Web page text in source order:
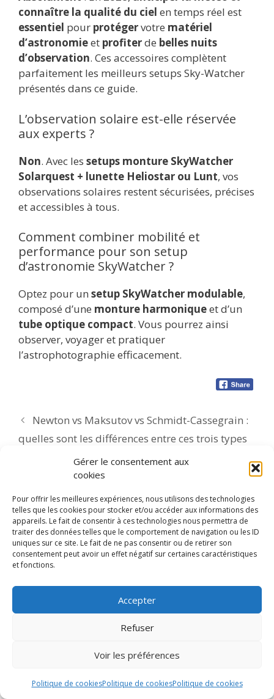
Gérer le consentement aux
cookies
Pour offrir les meilleures expériences, nous utilisons des technologies
telles que les cookies pour stocker et/ou accéder aux informations des
appareils. Le fait de consentir à ces technologies nous permettra de
traiter des données telles que le comportement de navigation ou les ID
uniques sur ce site. Le fait de ne pas consentir ou de retirer son
consentement peut avoir un effet négatif sur certaines caractéristiques
et fonctions.
Accepter
Refuser
Voir les préférences
Politique de cookiesPolitique de cookiesPolitique de cookies
connaître la qualité du ciel en temps réel est
essentiel pour protégervotre matériel
d’astronomieet profiterde belles nuits
d’observation. Ces accessoires complètent
parfaitement les meilleurs setups Sky-Watcher
présentés dans ce guide.
L’observation solaire est-elle réservée
aux experts ?
Non. Avec les setups monture SkyWatcher
Solarquest + lunette Heliostar ou Lunt, vos
observations solaires restent sécurisées, précises
et accessibles à tous.
Comment combiner mobilité et
performance pour son setup
d’astronomie SkyWatcher ?
Optez pour un setup SkyWatcher modulable,
composé d’une monture harmoniqueet d’un
tube optique compact. Vous pourrez ainsi
observer, voyager et pratiquer
l’astrophotographie efficacement.
Newton vs Maksutov vs Schmidt-Cassegrain :
quelles sont les différences entre ces trois types
de télescope ?
Comment débuter en astrophotographie ?
Guide 2026 complet pour astrophotographes
novices
Sky-Watcher 2026 : Les meilleurs
setups d’astronomie et
DOMAT